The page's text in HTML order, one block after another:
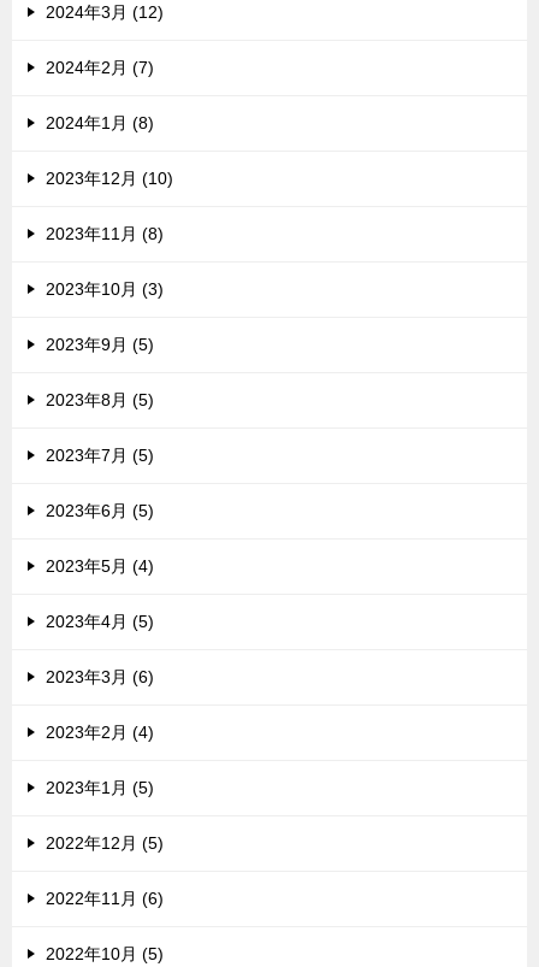
2024年3月 (12)
2024年2月 (7)
2024年1月 (8)
2023年12月 (10)
2023年11月 (8)
2023年10月 (3)
2023年9月 (5)
2023年8月 (5)
2023年7月 (5)
2023年6月 (5)
2023年5月 (4)
2023年4月 (5)
2023年3月 (6)
2023年2月 (4)
2023年1月 (5)
2022年12月 (5)
2022年11月 (6)
2022年10月 (5)